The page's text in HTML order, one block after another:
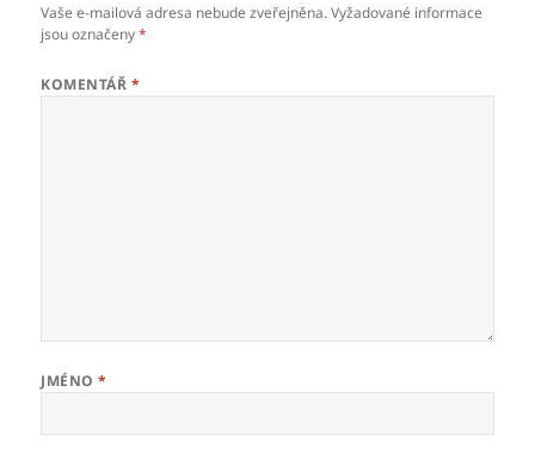
Vaše e-mailová adresa nebude zveřejněna. Vyžadované informace
jsou označeny*
KOMENTÁŘ *
JMÉNO*